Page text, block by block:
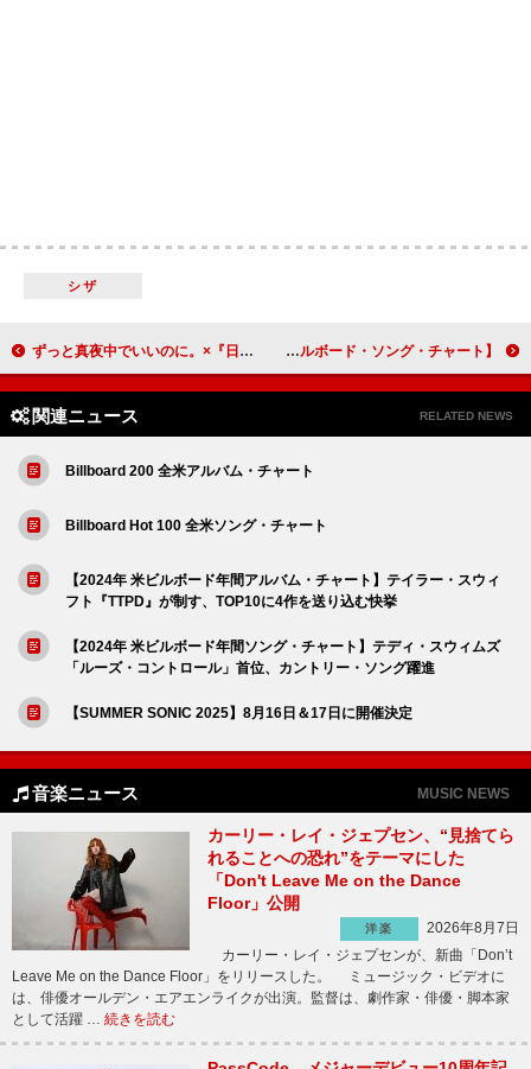
シザ
ずっと真夜中でいいのに。×『日清ラ王』がコラボ、アコースティック生配信ライブも実施 【米ビルボード・ソング・チャート】レディー・ガガ＆ブルーノ・マーズ、「ダイ・ウィズ・ア・スマイル」がリリースから約4か月を経て首位到達
関連ニュース RELATED NEWS
Billboard 200 全米アルバム・チャート
Billboard Hot 100 全米ソング・チャート
【2024年 米ビルボード年間アルバム・チャート】テイラー・スウィ
フト『TTPD』が制す、TOP10に4作を送り込む快挙
【2024年 米ビルボード年間ソング・チャート】テディ・スウィムズ
「ルーズ・コントロール」首位、カントリー・ソング躍進
【SUMMER SONIC 2025】8月16日＆17日に開催決定
音楽ニュース MUSIC NEWS
カーリー・レイ・ジェプセン、“見捨てら
れることへの恐れ”をテーマにした
「Don't Leave Me on the Dance
Floor」公開
洋楽
2026年8月7日
カーリー・レイ・ジェプセンが、新曲「Don’t
Leave Me on the Dance Floor」をリリースした。 ミュージック・ビデオに
は、俳優オールデン・エアエンライクが出演。監督は、劇作家・俳優・脚本家
として活躍 … 続きを読む